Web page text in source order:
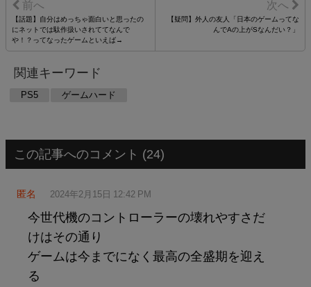
【話題】自分はめっちゃ面白いと思ったの
にネットでは駄作扱いされててなんで
や！？ってなったゲームといえば→
【疑問】外人の友人「日本のゲームってな
んでAの上がSなんだい？」
関連キーワード
PS5 ゲームハード
この記事へのコメント (24)
匿名 2024年2月15日 12:42 PM
今世代機のコントローラーの壊れやすさだ
けはその通り
ゲームは今までになく最高の全盛期を迎え
る